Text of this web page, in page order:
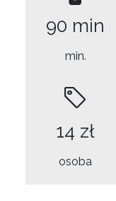
90 min
min.
14 zł
osoba